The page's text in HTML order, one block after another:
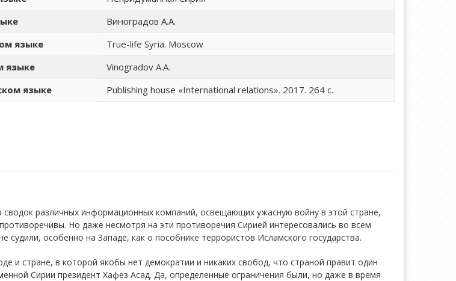
Виноградов А.А.
языке
True-life Syria. Moscow
языке
Vinogradov A.A.
языке
Publishing house «International relations». 2017. 264 с.
различных информационных компаний, освещающих ужасную войну в этой стране,
Но даже несмотря на эти противоречия Сирией интересовались во всем
особенно на Западе, как о пособнике террористов Исламского государства.
и стране, в которой якобы нет демократии и никаких свобод, что страной правит один
Сирии президент Хафез Асад. Да, определенные ограничения были, но даже в время